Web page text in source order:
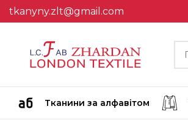
tkanyny.zlt@gmail.com
Тканини за алфавітом